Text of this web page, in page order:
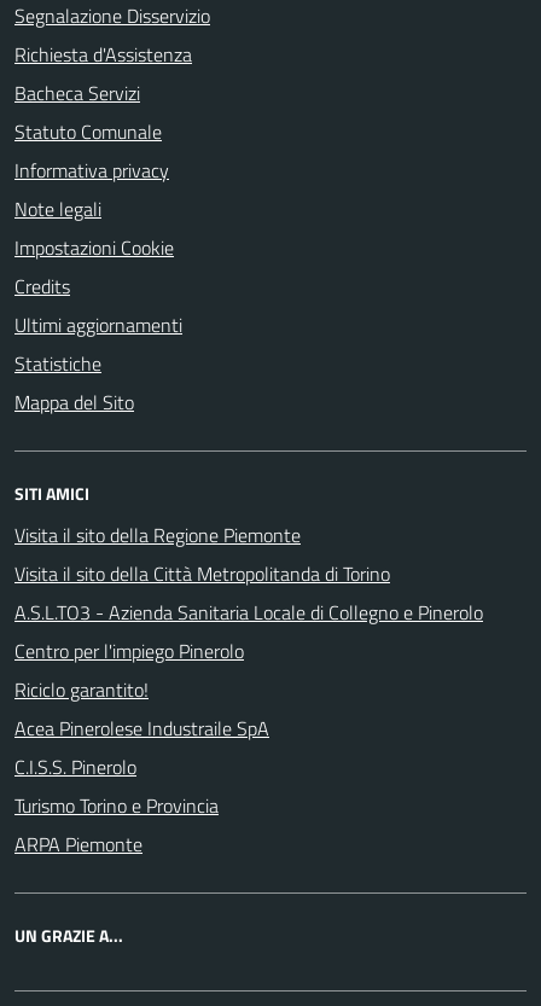
Segnalazione Disservizio
Richiesta d'Assistenza
Bacheca Servizi
Statuto Comunale
Informativa privacy
Note legali
Impostazioni Cookie
Credits
Ultimi aggiornamenti
Statistiche
Mappa del Sito
SITI AMICI
Visita il sito della Regione Piemonte
Visita il sito della Città Metropolitanda di Torino
A.S.L.TO3 - Azienda Sanitaria Locale di Collegno e Pinerolo
Centro per l'impiego Pinerolo
Riciclo garantito!
Acea Pinerolese Industraile SpA
C.I.S.S. Pinerolo
Turismo Torino e Provincia
ARPA Piemonte
UN GRAZIE A...